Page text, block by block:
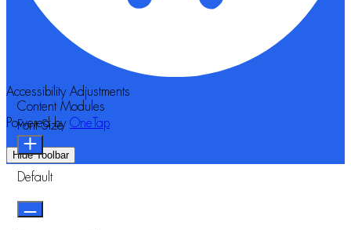
Accessibility Adjustments
Powered by OneTap
Hide Toolbar
Content Modules
Font Size
Default